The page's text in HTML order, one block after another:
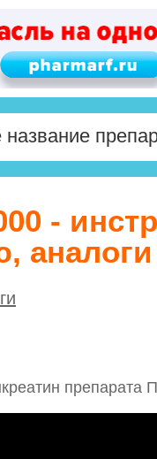
-
аналоги
препарата